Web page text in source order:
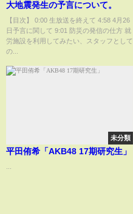
大地震発生の予言について。
【目次】 0:00 生放送を終えて 4:58 4月26
日予言に関して 9:01 防災の発信の仕方 就
労施設を利用してみたい、スタッフとして
の...
未分類
平田侑希「AKB48 17期研究生」